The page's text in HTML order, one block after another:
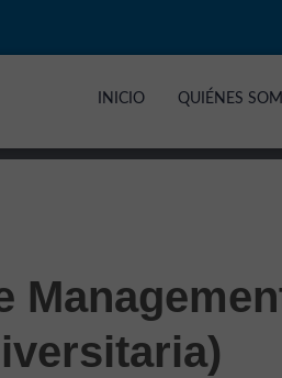
INICIO QUIÉNES